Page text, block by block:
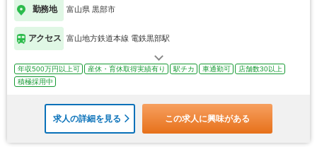
勤務地 富山県 黒部市
アクセス 富山地方鉄道本線 電鉄黒部駅
年収500万円以上可 産休・育休取得実績有り 駅チカ 車通勤可
店舗数30以上
積極採用中
求人の詳細を見る この求人に興味がある